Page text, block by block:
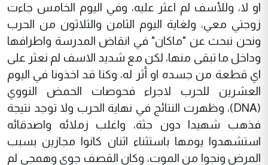
او لا، وللأسف لم اعثر عليه، وفي اليوم الخامس جاءت
زوجتي معي، ولغاية اليوم الثامن والثلاثون من الحرب
ونحن نبحث عن "ماكان" في انقاض المدرسة واطرافها
وداخل ما تبقى منها، لكن مع شديد الاسف لم نعثر على
اي قطعة من جسده او أثر له، وكنا قد اخذونا في اليوم
العشرين للحرب لاجراء فحوصات الحمض النووي
(DNA)، وظهرت النتائج في نهاية الحرب ولا توجد نتيجة
فذهب شهيدا دون جثة، واغلب زملائه واصدقائه
استشهدوا يومها باستثناء اثنان كانوا مجازين بسبب
المرض ونجوا من الموت، وكان القصف جوي وهمجي لم